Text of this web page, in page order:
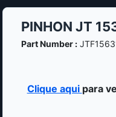
PINHON JT
Part Number :
Clique aqui para